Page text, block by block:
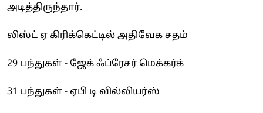
அடித்திருந்தார்.
லிஸ்ட் ஏ கிரிக்கெட்டில் அதிவேக சதம்
29 பந்துகள் - ஜேக் ஃப்ரேசர் மெக்கர்க்
31 பந்துகள் - ஏபி டி வில்லியர்ஸ்